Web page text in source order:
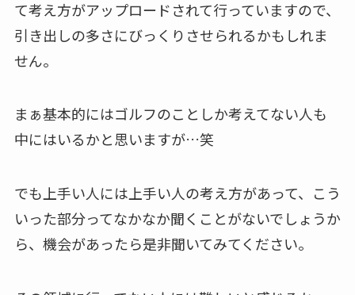
て考え方がアップロードされて行っていますので、
引き出しの多さにびっくりさせられるかもしれま
せん。
まぁ基本的にはゴルフのことしか考えてない人も
中にはいるかと思いますが…笑
でも上手い人には上手い人の考え方があって、こう
いった部分ってなかなか聞くことがないでしょうか
ら、機会があったら是非聞いてみてください。